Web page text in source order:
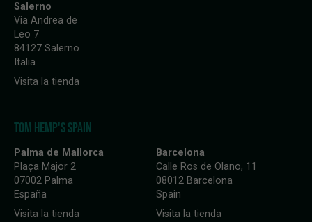
Salerno
Via Andrea de
Leo 7
84127 Salerno
Italia
Visita la tienda
TOM HEMP'S SPAIN
Palma de Mallorca
Plaça Major 2
07002 Palma
España
Visita la tienda
Barcelona
Calle Ros de Olano, 11
08012 Barcelona
Spain
Visita la tienda